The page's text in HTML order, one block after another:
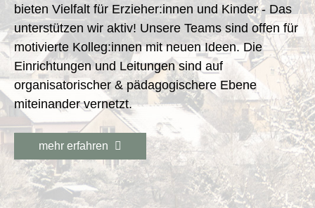
bieten Vielfalt für Erzieher:innen und Kinder - Das
unterstützen wir aktiv! Unsere Teams sind offen für
motivierte Kolleg:innen mit neuen Ideen. Die
Einrichtungen und Leitungen sind auf
organisatorischer & pädagogischere Ebene
miteinander vernetzt.
mehr erfahren